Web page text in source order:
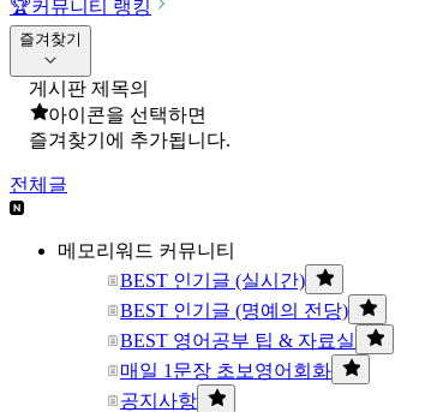
🏆커뮤니티 랭킹
즐겨찾기
게시판 제목의
아이콘을 선택하면
즐겨찾기에 추가됩니다.
전체글
메모리워드 커뮤니티
BEST 인기글 (실시간)
BEST 인기글 (명예의 전당)
BEST 영어공부 팁 & 자료실
매일 1문장 초보영어회화
공지사항